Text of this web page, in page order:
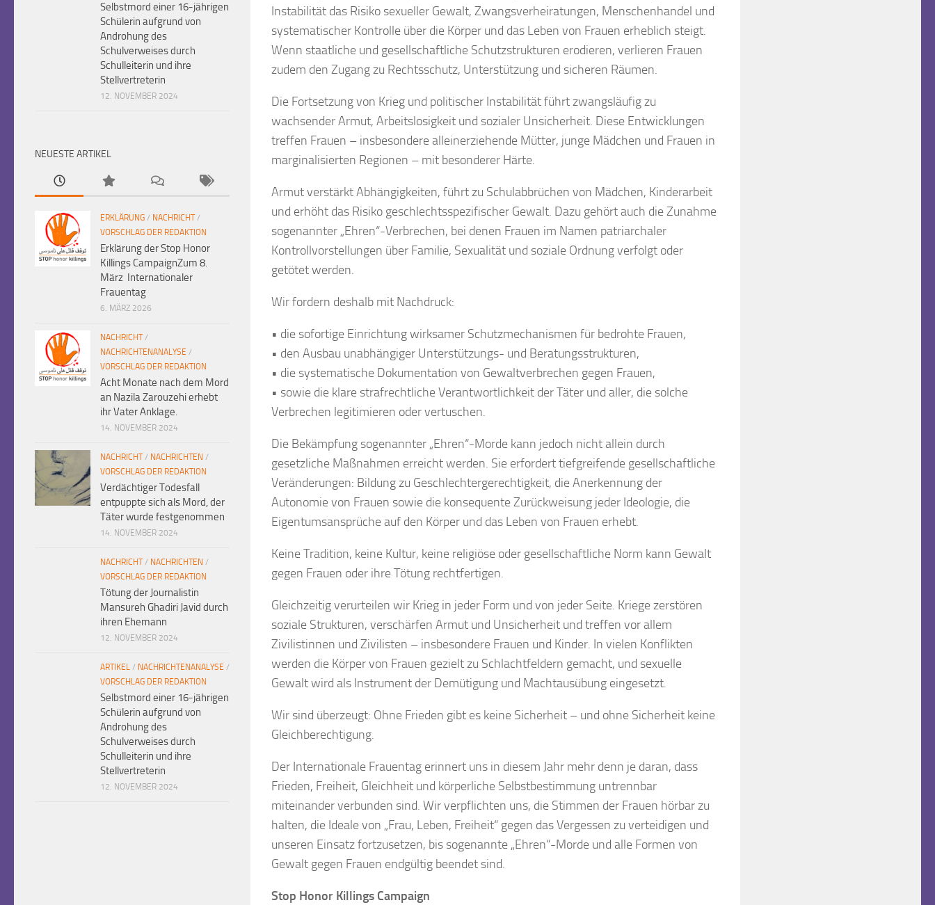
Instabilität das Risiko sexueller Gewalt, Zwangsverheiratungen, Menschenhandel und
systematischer Kontrolle über die Körper und das Leben von Frauen erheblich steigt.
Wenn staatliche und gesellschaftliche Schutzstrukturen erodieren, verlieren Frauen
zudem den Zugang zu Rechtsschutz, Unterstützung und sicheren Räumen.
Die Fortsetzung von Krieg und politischer Instabilität führt zwangsläufig zu
wachsender Armut, Arbeitslosigkeit und sozialer Unsicherheit. Diese Entwicklungen
treffen Frauen – insbesondere alleinerziehende Mütter, junge Mädchen und Frauen in
marginalisierten Regionen – mit besonderer Härte.
Armut verstärkt Abhängigkeiten, führt zu Schulabbrüchen von Mädchen, Kinderarbeit
und erhöht das Risiko geschlechtsspezifischer Gewalt. Dazu gehört auch die Zunahme
sogenannter „Ehren“-Verbrechen, bei denen Frauen im Namen patriarchaler
Kontrollvorstellungen über Familie, Sexualität und soziale Ordnung verfolgt oder
getötet werden.
Wir fordern deshalb mit Nachdruck:
• die sofortige Einrichtung wirksamer Schutzmechanismen für bedrohte Frauen,
• den Ausbau unabhängiger Unterstützungs- und Beratungsstrukturen,
• die systematische Dokumentation von Gewaltverbrechen gegen Frauen,
• sowie die klare strafrechtliche Verantwortlichkeit der Täter und aller, die solche
Verbrechen legitimieren oder vertuschen.
Die Bekämpfung sogenannter „Ehren“-Morde kann jedoch nicht allein durch
gesetzliche Maßnahmen erreicht werden. Sie erfordert tiefgreifende gesellschaftliche
Veränderungen: Bildung zu Geschlechtergerechtigkeit, die Anerkennung der
Autonomie von Frauen sowie die konsequente Zurückweisung jeder Ideologie, die
Eigentumsansprüche auf den Körper und das Leben von Frauen erhebt.
Keine Tradition, keine Kultur, keine religiöse oder gesellschaftliche Norm kann Gewalt
gegen Frauen oder ihre Tötung rechtfertigen.
Gleichzeitig verurteilen wir Krieg in jeder Form und von jeder Seite. Kriege zerstören
soziale Strukturen, verschärfen Armut und Unsicherheit und treffen vor allem
Zivilistinnen und Zivilisten – insbesondere Frauen und Kinder. In vielen Konflikten
werden die Körper von Frauen gezielt zu Schlachtfeldern gemacht, und sexuelle
Gewalt wird als Instrument der Demütigung und Machtausübung eingesetzt.
Wir sind überzeugt: Ohne Frieden gibt es keine Sicherheit – und ohne Sicherheit keine
Gleichberechtigung.
Der Internationale Frauentag erinnert uns in diesem Jahr mehr denn je daran, dass
Frieden, Freiheit, Gleichheit und körperliche Selbstbestimmung untrennbar
miteinander verbunden sind. Wir verpflichten uns, die Stimmen der Frauen hörbar zu
halten, die Ideale von „Frau, Leben, Freiheit“ gegen das Vergessen zu verteidigen und
unseren Einsatz fortzusetzen, bis sogenannte „Ehren“-Morde und alle Formen von
Gewalt gegen Frauen endgültig beendet sind.
Stop Honor Killings Campaign
Selbstmord einer 16-jährigen
Schülerin aufgrund von
Androhung des
Schulverweises durch
Schulleiterin und ihre
Stellvertreterin
12. NOVEMBER 2024
NEUESTE ARTIKEL
ERKLÄRUNG / NACHRICHT/
VORSCHLAG DER REDAKTION
Erklärung der Stop Honor
Killings CampaignZum 8.
März Internationaler
Frauentag
6. MÄRZ 2026
NACHRICHT/
NACHRICHTENANALYSE /
VORSCHLAG DER REDAKTION
Acht Monate nach dem Mord
an Nazila Zarouzehi erhebt
ihr Vater Anklage.
14. NOVEMBER 2024
NACHRICHT/ NACHRICHTEN /
VORSCHLAG DER REDAKTION
Verdächtiger Todesfall
entpuppte sich als Mord, der
Täter wurde festgenommen
14. NOVEMBER 2024
NACHRICHT/ NACHRICHTEN /
VORSCHLAG DER REDAKTION
Tötung der Journalistin
Mansureh Ghadiri Javid durch
ihren Ehemann
12. NOVEMBER 2024
ARTIKEL / NACHRICHTENANALYSE /
VORSCHLAG DER REDAKTION
Selbstmord einer 16-jährigen
Schülerin aufgrund von
Androhung des
Schulverweises durch
Schulleiterin und ihre
Stellvertreterin
12. NOVEMBER 2024